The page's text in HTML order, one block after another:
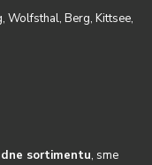
Wolfsthal, Berg, Kittsee,
sortimentu, sme